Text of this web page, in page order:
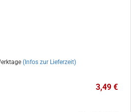
(Infos zur Lieferzeit)
3,49 €